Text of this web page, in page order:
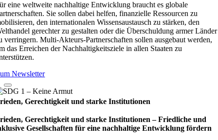
eine weltweite nachhaltige Entwicklung braucht es globale
Sie sollen dabei helfen, finanzielle Ressourcen zu
den internationalen Wissensaustausch zu stärken, den
gerechter zu gestalten oder die Überschuldung armer Länder
verringern. Multi-Akteurs-Partnerschaften sollen ausgebaut werden,
das Erreichen der Nachhaltigkeitsziele in allen Staaten zu
Newsletter
Gerechtigkeit und starke Institutionen
Gerechtigkeit und starke Institutionen – Fried­li­che und
Gesell­schaf­ten für eine nach­hal­tige Ent­wick­lung för­dern